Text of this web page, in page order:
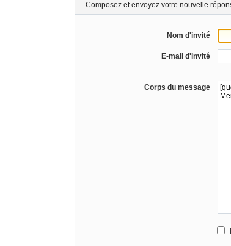
Composez et envoyez votre nouvelle
Nom d'invité
E-mail d'invité
Corps du message